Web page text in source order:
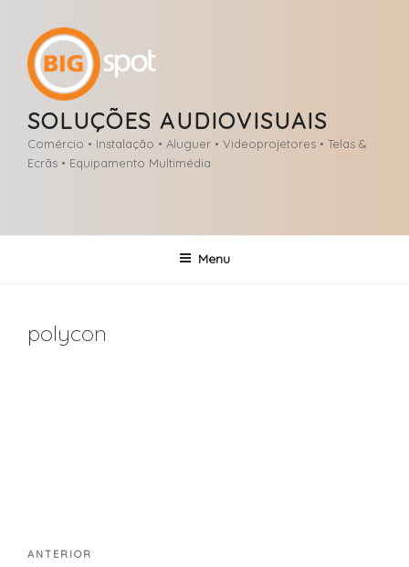
conteúdo
SOLUÇÕES AUDIOVISUAIS
Comércio • Instalação • Aluguer • Videoprojetores • Telas &
Ecrãs • Equipamento Multimédia
Menu
polycon
Conteúdo
ANTERIOR